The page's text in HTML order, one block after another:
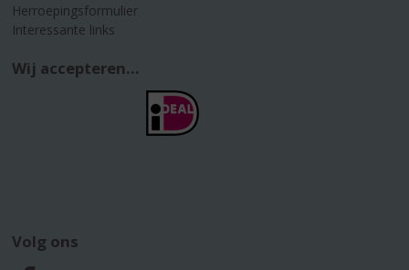
Herroepingsformulier
Interessante links
Wij accepteren...
Volg ons